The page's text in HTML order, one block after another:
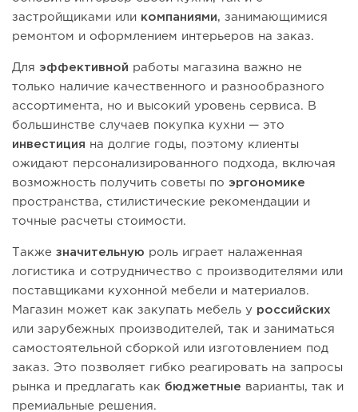
застройщиками или компаниями, занимающимися
ремонтом и оформлением интерьеров на заказ.
Для эффективной работы магазина важно не
только наличие качественного и разнообразного
ассортимента, но и высокий уровень сервиса. В
большинстве случаев покупка кухни — это
инвестиция на долгие годы, поэтому клиенты
ожидают персонализированного подхода, включая
возможность получить советы по эргономике
пространства, стилистические рекомендации и
точные расчеты стоимости.
Также значительную роль играет налаженная
логистика и сотрудничество с производителями или
поставщиками кухонной мебели и материалов.
Магазин может как закупать мебель у российских
или зарубежных производителей, так и заниматься
самостоятельной сборкой или изготовлением под
заказ. Это позволяет гибко реагировать на запросы
рынка и предлагать как бюджетные варианты, так и
премиальные решения.